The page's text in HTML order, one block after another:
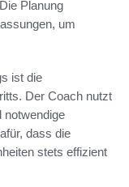
Planung
um
ist die
Der Coach nutzt
notwendige
dass die
stets effizient